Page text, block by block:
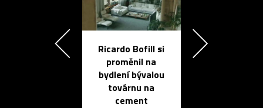
Ricardo Bofill si
proměnil na
bydlení bývalou
továrnu na
cement